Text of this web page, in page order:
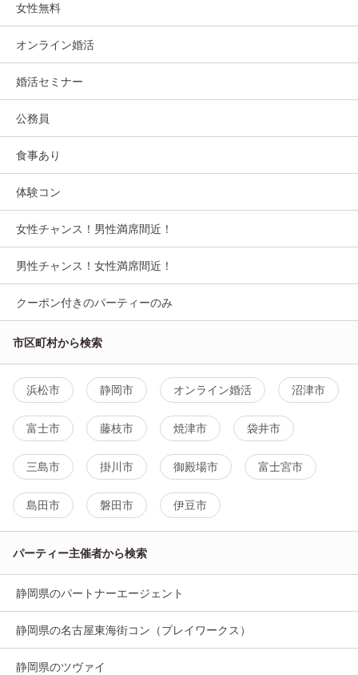
女性無料
オンライン婚活
婚活セミナー
公務員
食事あり
体験コン
女性チャンス！男性満席間近！
男性チャンス！女性満席間近！
クーポン付きのパーティーのみ
市区町村から検索
浜松市 静岡市 オンライン婚活 沼津市
富士市 藤枝市 焼津市 袋井市
三島市 掛川市 御殿場市 富士宮市
島田市 磐田市 伊豆市
パーティー主催者から検索
静岡県のパートナーエージェント
静岡県の名古屋東海街コン（プレイワークス）
静岡県のツヴァイ